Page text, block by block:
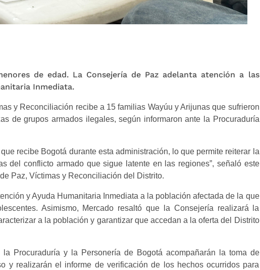
de edad. La Consejería de Paz adelanta atención a las
Inmediata.
y Reconciliación recibe a 15 familias Wayúu y Arijunas que sufrieron
de grupos armados ilegales, según informaron ante la Procuraduría
recibe Bogotá durante esta administración, lo que permite reiterar la
del conflicto armado que sigue latente en las regiones”, señaló este
Paz, Víctimas y Reconciliación del Distrito.
y Ayuda Humanitaria Inmediata a la población afectada de la que
Asimismo, Mercado resaltó que la Consejería realizará la
a la población y garantizar que accedan a la oferta del Distrito
Procuraduría y la Personería de Bogotá acompañarán la toma de
y realizarán el informe de verificación de los hechos ocurridos para